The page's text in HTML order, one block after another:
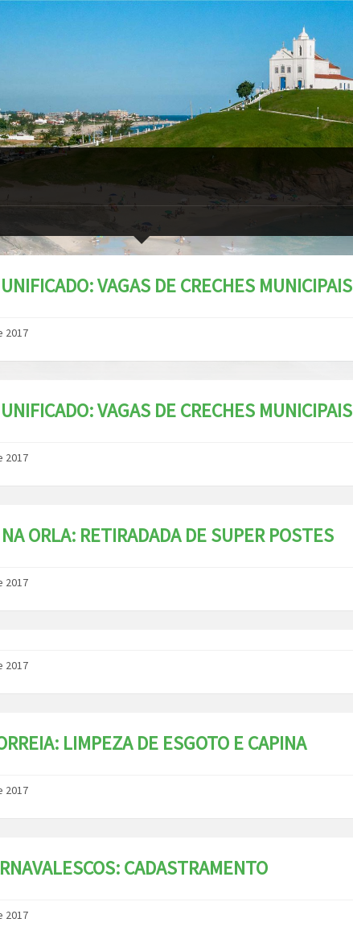
VAGAS DE CRECHES MUNICIPAIS
2017
VAGAS DE CRECHES MUNICIPAIS
2017
ORLA: RETIRADADA DE SUPER POSTES
2017
2017
LIMPEZA DE ESGOTO E CAPINA
2017
CADASTRAMENTO
2017